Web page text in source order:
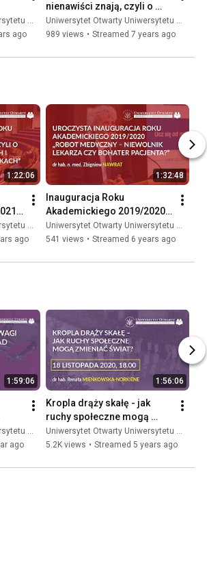
ago
nienawiści znają, czyli o
komunikacji w przestrzeni
publicznej - debata UOUW
Uniwersytet Otwarty Uniwersytetu Warszawskiego
989 views • Streamed 7 years ago
1:22:06
ago
1:32:48
Inauguracja Roku
Akademickiego 2019/2020
– wykład prof. Zbigniewa
Nawrata
Uniwersytet Otwarty Uniwersytetu Warszawskiego
541 views • Streamed 6 years ago
1:59:06
-
ago
1:56:06
Kropla drąży skałę - jak
ruchy społeczne mogą
zmieniać świat? - wykład
online
Uniwersytet Otwarty Uniwersytetu Warszawskiego
5.2K views • Streamed 5 years ago